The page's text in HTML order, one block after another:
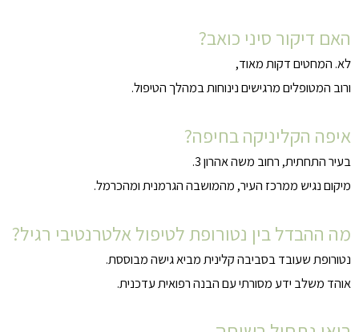
האם דיקור סיני כואב?
לא. המחטים דקות מאוד,
ורוב המטופלים מרגישים נינוחות במהלך הטיפול.
איפה הקליניקה בחיפה?
בעיר התחתית, רחוב משה אהרון 3.
מיקום נגיש ממרכז העיר, מהמושבה הגרמנית ומהכרמל.
מה ההבדל בין נטורופת לטיפול אלטרנטיבי רגיל?
נטורופת שעובד בסביבה קלינית מביא גישה מבוססת.
אוהד משלב ידע מסורתי עם הבנה רפואית עדכנית.